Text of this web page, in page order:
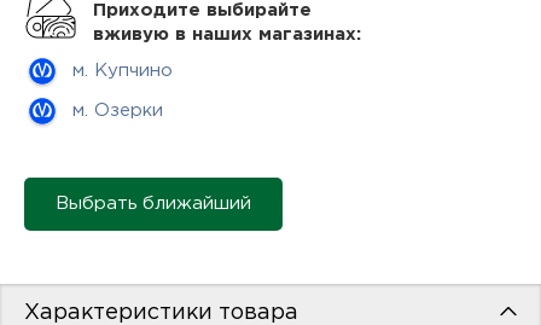
Приходите выбирайте
вживую в наших магазинах:
м. Купчино
м. Озерки
Выбрать ближайший
Характеристики товара